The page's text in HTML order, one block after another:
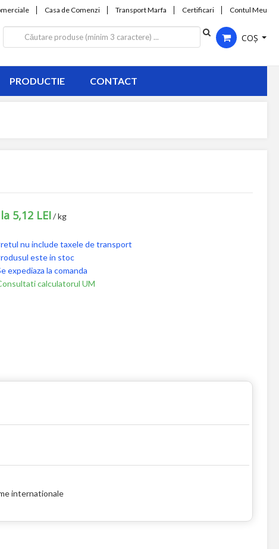
Casa de Comenzi Transport Marfa Certificari Contul Meu
COȘ
PRODUCTIE CONTACT
5,12 LEI / kg
nu include taxele de transport
este in stoc
expediaza la comanda
calculatorul UM
internationale